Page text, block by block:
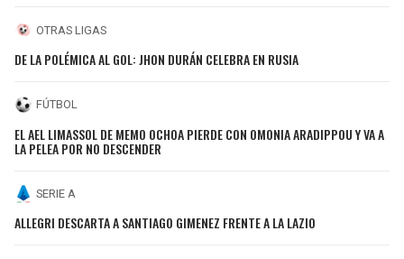
OTRAS LIGAS
DE LA POLÉMICA AL GOL: JHON DURÁN CELEBRA EN RUSIA
FÚTBOL
EL AEL LIMASSOL DE MEMO OCHOA PIERDE CON OMONIA ARADIPPOU Y VA A
LA PELEA POR NO DESCENDER
SERIE A
ALLEGRI DESCARTA A SANTIAGO GIMENEZ FRENTE A LA LAZIO